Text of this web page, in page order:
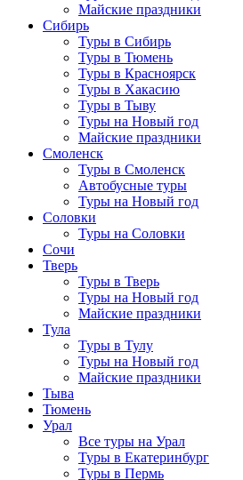
Майские праздники
Сибирь
Туры в Сибирь
Туры в Тюмень
Туры в Красноярск
Туры в Хакасию
Туры в Тыву
Туры на Новый год
Майские праздники
Смоленск
Туры в Смоленск
Автобусные туры
Туры на Новый год
Соловки
Туры на Соловки
Сочи
Тверь
Туры в Тверь
Туры на Новый год
Майские праздники
Тула
Туры в Тулу
Туры на Новый год
Майские праздники
Тыва
Тюмень
Урал
Все туры на Урал
Туры в Екатеринбург
Туры в Пермь